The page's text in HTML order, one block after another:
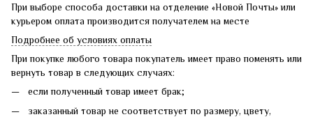
При выборе способа доставки на отделение «Новой Почты» или
курьером оплата производится получателем на месте
Подробнее об условиях оплаты
При покупке любого товара покупатель имеет право поменять или
вернуть товар в следующих случаях:
если полученный товар имеет брак;
заказанный товар не соответствует по размеру, цвету,